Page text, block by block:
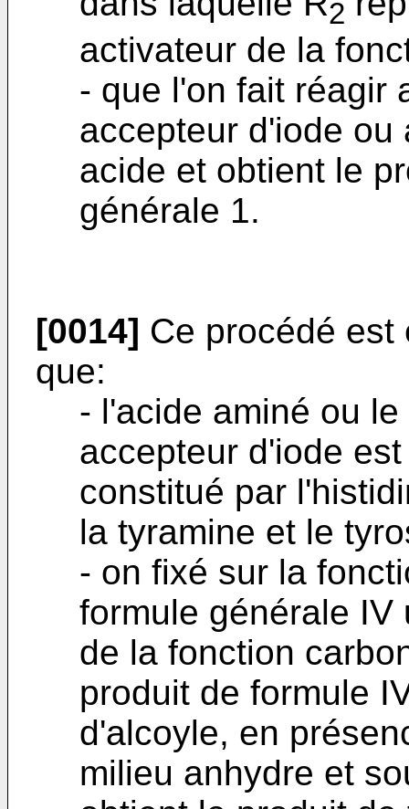
2
activateur de la
- que l'on fait réagir
accepteur d'iode ou
acide et obtient le
générale 1.
[0014] Ce procédé
que:
- l'acide aminé ou
accepteur d'iode
constitué par
la tyramine et le
- on fixé sur la
formule générale IV
de la fonction
produit de formule
d'alcoyle, en
milieu anhydre et